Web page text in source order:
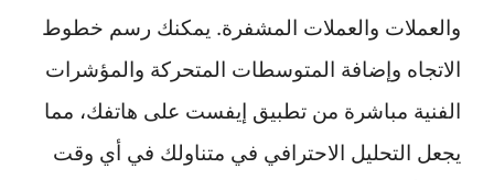
والعملات والعملات المشفرة. يمكنك رسم خطوط
الاتجاه وإضافة المتوسطات المتحركة والمؤشرات
الفنية مباشرة من تطبيق إيفست على هاتفك، مما
يجعل التحليل الاحترافي في متناولك في أي وقت